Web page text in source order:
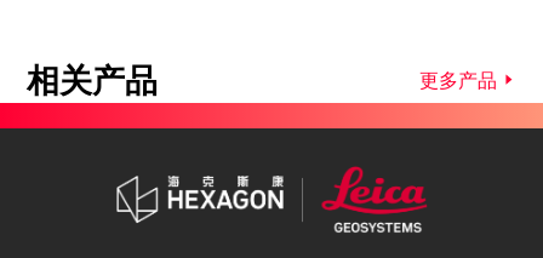
相关产品 更多产品